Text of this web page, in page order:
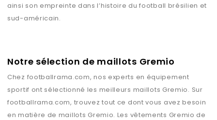
ainsi son empreinte dans l’histoire du football brésilien et
sud-américain.
Notre sélection de maillots Gremio
Chez footballrama.com, nos experts en équipement
sportif ont sélectionné les meilleurs maillots Gremio. Sur
footballrama.com, trouvez tout ce dont vous avez besoin
en matière de maillots Gremio. Les vêtements Gremio de